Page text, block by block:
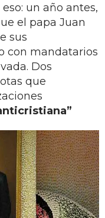
un año antes,
el papa Juan
sus
con mandatarios
Dos
que